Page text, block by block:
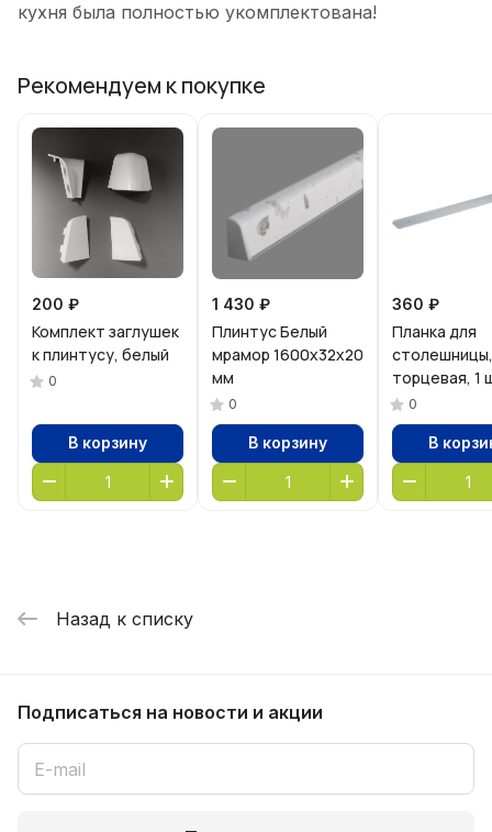
кухня была полностью укомплектована!
Рекомендуем к покупке
200 ₽
Комплект заглушек
к плинтусу, белый
0
В корзину
1 430 ₽
Плинтус Белый
мрамор 1600х32х20
мм
0
В корзину
360 ₽
Планка для
столешницы,
торцевая, 1
0
В
Назад к списку
Подписаться на новости и акции